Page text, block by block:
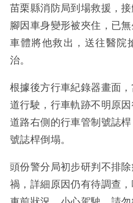
苗栗縣消防局到場救援，
腳因車身變形被夾住，已
車體將他救出，送往醫院
治。
根據後方行車紀錄器畫面
道行駛，行車軌跡不明原
道路右側的行車管制號誌
號誌桿倒塌。
頭份警分局初步研判不排
禍，詳細原因仍有待調查